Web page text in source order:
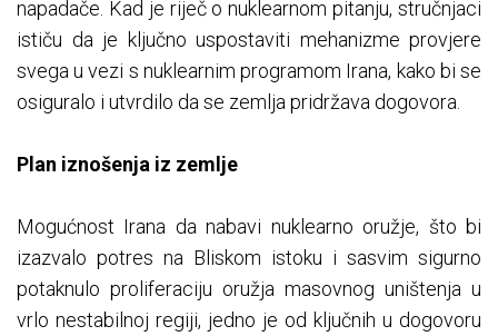
napadače. Kad je riječ o nuklearnom pitanju, stručnjaci
ističu da je ključno uspostaviti mehanizme provjere
svega u vezi s nuklearnim programom Irana, kako bi se
osiguralo i utvrdilo da se zemlja pridržava dogovora.
Plan iznošenja iz zemlje
Mogućnost Irana da nabavi nuklearno oružje, što bi
izazvalo potres na Bliskom istoku i sasvim sigurno
potaknulo proliferaciju oružja masovnog uništenja u
vrlo nestabilnoj regiji, jedno je od ključnih u dogovoru